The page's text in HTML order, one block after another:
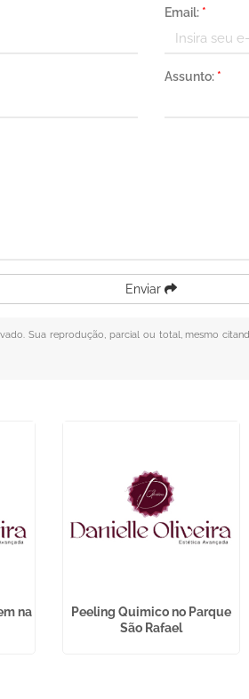
Email: *
Assunto: *
Enviar
Sua reprodução, parcial ou total, mesmo
na
Peeling Quimico no Parque
São Rafael